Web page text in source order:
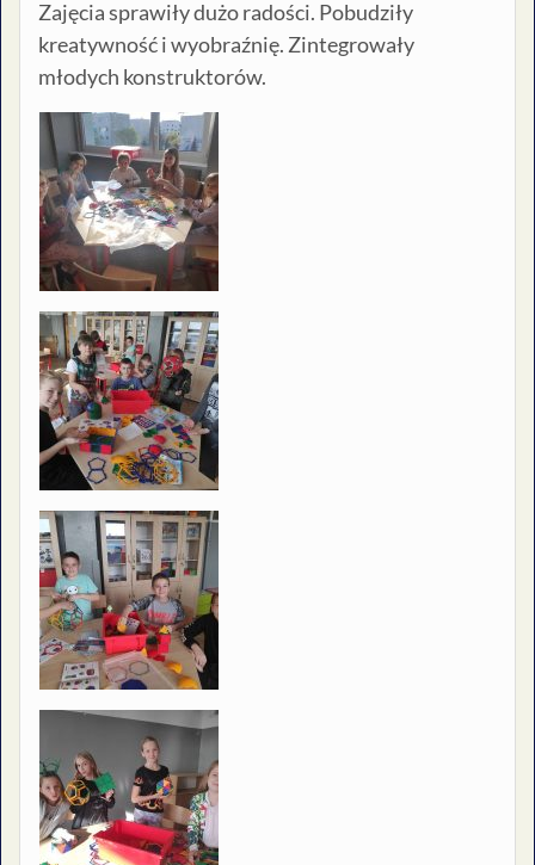
Zajęcia sprawiły dużo radości. Pobudziły
kreatywność i wyobraźnię. Zintegrowały
młodych konstruktorów.